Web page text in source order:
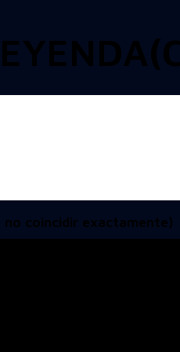
no coincidir exactamente)